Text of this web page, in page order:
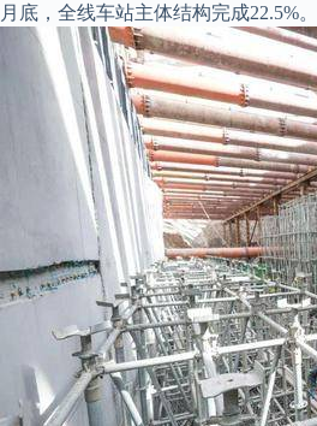
月底，全线车站主体结构完成22.5%。